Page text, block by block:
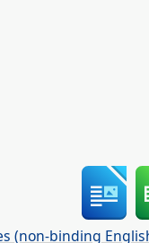
(non-binding